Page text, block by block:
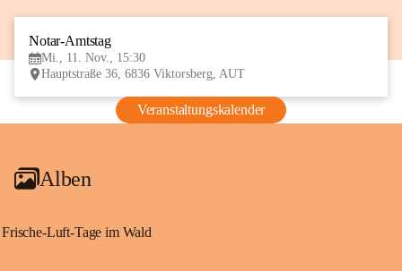
Notar-Amtstag
Mi., 11. Nov., 15:30
Hauptstraße 36, 6836 Viktorsberg, AUT
Veranstaltungskalender
Alben
Frische-Luft-Tage im Wald